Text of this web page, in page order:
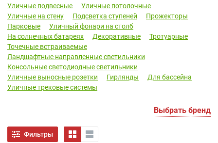
Уличные подвесные
Уличные потолочные
Уличные на стену
Подсветка ступеней
Прожекторы
Парковые
Уличный фонари на столб
На солнечных батареях
Декоративные
Тротуарные
Точечные встраиваемые
Ландшафтные направленные светильники
Консольные светодиодные светильники
Уличные выносные розетки
Гирлянды
Для бассейна
Уличные трековые системы
Выбрать бренд
Фильтры